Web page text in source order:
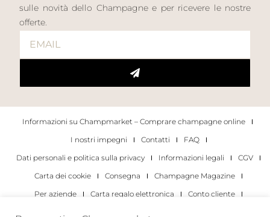
sulle novità dello Champagne e per ricevere le nostre
offerte.
Informazioni su Champmarket – Comprare champagne online
I nostri impegni
Contatti
FAQ
Dati personali e politica sulla privacy
Informazioni legali
CGV
Carta dei cookie
Consegna
Champagne Magazine
Per aziende
Carta regalo elettronica
Conto cliente